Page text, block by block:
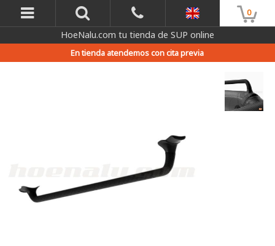
0
HoeNalu.com tu tienda de SUP online
En tienda atendemos con cita previa